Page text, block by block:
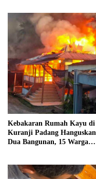
Kebakaran Rumah Kayu di
Kuranji Padang Hanguskan
Dua Bangunan, 15 Warga